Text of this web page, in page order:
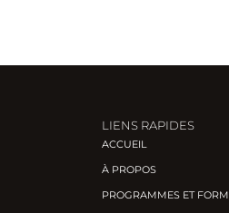
LIENS RAPIDES
ACCUEIL
À PROPOS
PROGRAMMES ET